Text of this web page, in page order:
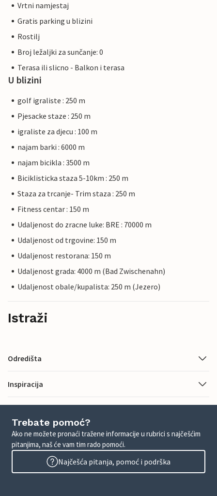
Vrtni namjestaj
Gratis parking u blizini
Rostilj
Broj ležaljki za sunčanje: 0
Terasa ili slicno - Balkon i terasa
U blizini
golf igraliste : 250 m
Pjesacke staze : 250 m
igraliste za djecu : 100 m
najam barki : 6000 m
najam bicikla : 3500 m
Biciklisticka staza 5-10km : 250 m
Staza za trcanje- Trim staza : 250 m
Fitness centar : 150 m
Udaljenost do zracne luke: BRE : 70000 m
Udaljenost od trgovine: 150 m
Udaljenost restorana: 150 m
Udaljenost grada: 4000 m (Bad Zwischenahn)
Udaljenost obale/kupalista: 250 m (Jezero)
Istraži
Odredišta
Inspiracija
Trebate pomoć?
Ako ne možete pronaći tražene informacije u rubrici s najčešćim
pitanjima, naš će vam tim rado pomoći.
Najčešća pitanja, pomoć i podrška